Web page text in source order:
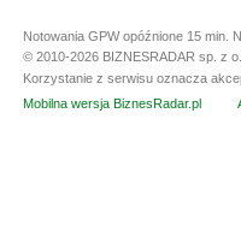
Notowania GPW opóźnione 15 min.
© 2010-2026 BIZNESRADAR sp. z
Korzystanie z serwisu oznacza
Mobilna wersja BiznesRadar.pl